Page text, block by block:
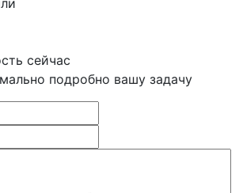
сейчас
подробно вашу задачу